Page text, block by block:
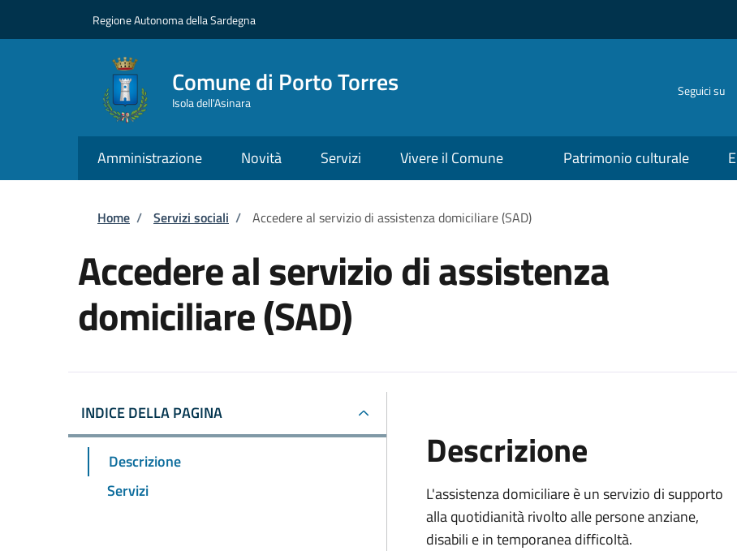
Regione Autonoma della Sardegna
Comune di Porto Torres
Isola dell'Asinara
Seguici su
Amministrazione Novità Servizi Vivere il Comune Patrimonio culturale
Briciole di pane
Home / Servizi sociali / Accedere al servizio di assistenza domiciliare (SAD)
Accedere al servizio di assistenza
domiciliare (SAD)
INDICE DELLA PAGINA
Descrizione
Servizi
Descrizione
L'assistenza domiciliare è un servizio di supporto
alla quotidianità rivolto alle persone anziane,
disabili e in temporanea difficoltà.